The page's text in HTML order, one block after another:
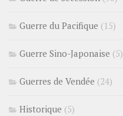
Guerre du Pacifique (15)
Guerre Sino-Japonaise (5)
Guerres de Vendée (24)
Historique (5)